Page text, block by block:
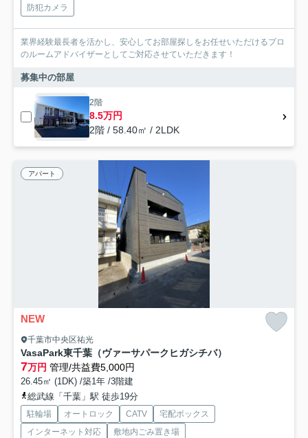
防犯カメラ
業界経験最長者を活かし、安心してお部屋探しをお任せいただけるプロ
のルームアドバイザーとしてご対応させていただきます！
募集中の部屋
2階
8.5万円
2階 / 58.40㎡ / 2LDK
アパート
NEW
千葉市中央区祐光
VasaPark東千葉（ヴァーサパークヒガシチバ）
7万円 管理/共益費5,000円
26.45㎡ (1DK) /築1年 /3階建
総武線「千葉」駅 徒歩19分
駐輪場 オートロック CATV
宅配ボックス
インターネット対応
敷地内ごみ置き場